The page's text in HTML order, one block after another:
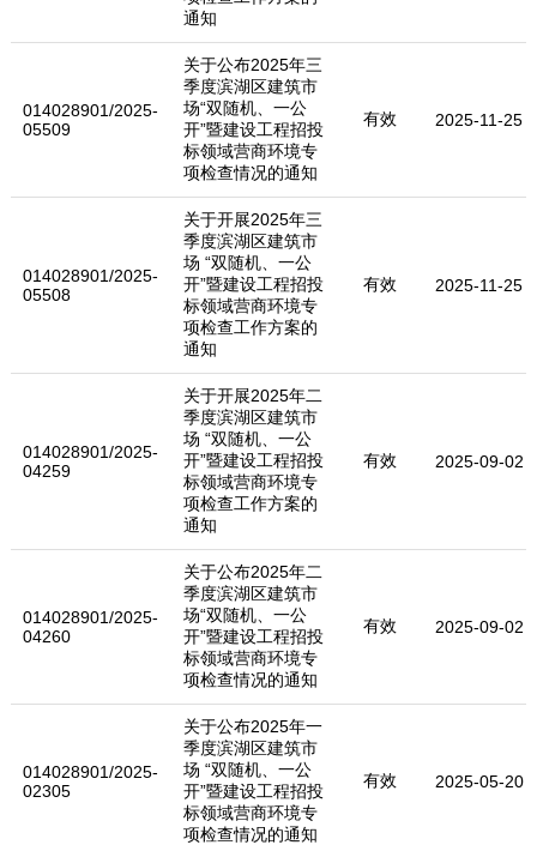
通知
014028901/2025-
05509
关于公布2025年三
季度滨湖区建筑市
场“双随机、一公
开”暨建设工程招投
标领域营商环境专
项检查情况的通知
有效 2025-11-25
014028901/2025-
05508
关于开展2025年三
季度滨湖区建筑市
场 “双随机、一公
开”暨建设工程招投
标领域营商环境专
项检查工作方案的
通知
有效 2025-11-25
014028901/2025-
04259
关于开展2025年二
季度滨湖区建筑市
场 “双随机、一公
开”暨建设工程招投
标领域营商环境专
项检查工作方案的
通知
有效 2025-09-02
014028901/2025-
04260
关于公布2025年二
季度滨湖区建筑市
场“双随机、一公
开”暨建设工程招投
标领域营商环境专
项检查情况的通知
有效 2025-09-02
014028901/2025-
02305
关于公布2025年一
季度滨湖区建筑市
场 “双随机、一公
开”暨建设工程招投
标领域营商环境专
项检查情况的通知
有效 2025-05-20